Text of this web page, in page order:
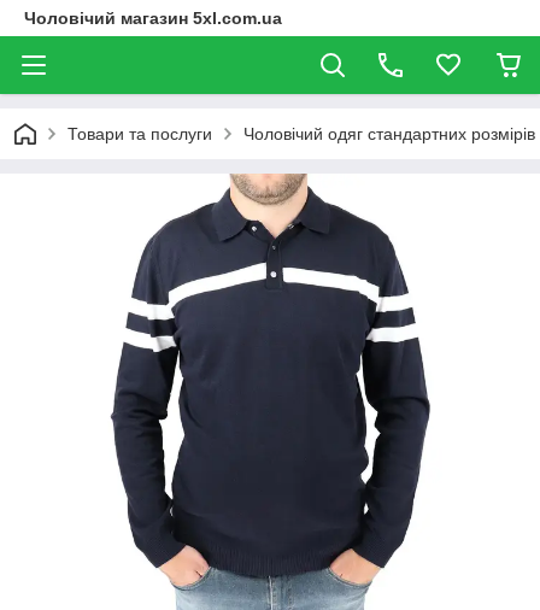
Чоловічий магазин 5xl.com.ua
Товари та послуги Чоловічий одяг стандартних розмірів